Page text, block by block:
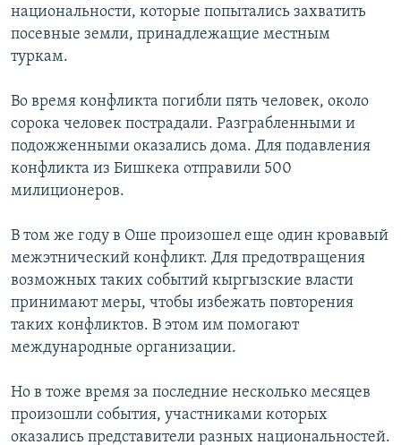
национальности, которые попытались захватить
посевные земли, принадлежащие местным
туркам.
Во время конфликта погибли пять человек, около
сорока человек пострадали. Разграбленными и
подожженными оказались дома. Для подавления
конфликта из Бишкека отправили 500
милиционеров.
В том же году в Оше произошел еще один кровавый
межэтнический конфликт. Для предотвращения
возможных таких событий кыргызские власти
принимают меры, чтобы избежать повторения
таких конфликтов. В этом им помогают
международные организации.
Но в тоже время за последние несколько месяцев
произошли события, участниками которых
оказались представители разных национальностей.